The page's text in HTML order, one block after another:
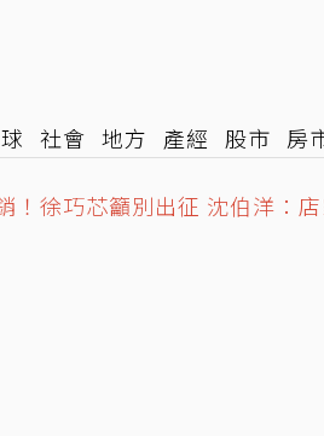
社會 地方 產經 股市 房
中風後臥床近5個月離世 享年
！徐巧芯籲別出征 沈伯洋：